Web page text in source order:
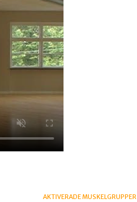
AKTIVERADE MUSKELGRUPPER